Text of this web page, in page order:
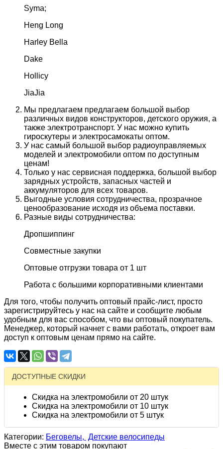
Syma;
Heng Long
Harley Bella
Dake
Hollicy
JiaJia
Мы предлагаем предлагаем большой выбор
различных видов конструкторов, детского оружия, а
также электротранспорт. У нас можно купить
гироскутеры и электросамокаты оптом.
У нас самый большой выбор радиоуправляемых
моделей и электромобили оптом по доступным
ценам!
Только у нас сервисная поддержка, большой выбор
зарядных устройств, запасных частей и
аккумуляторов для всех товаров.
Выгодные условия сотрудничества, прозрачное
ценообразование исходя из объема поставки.
Разные виды сотрудничества:
Дропшиппинг
Совместные закупки
Оптовые отгрузки товара от 1 шт
Работа с большими корпоративными клиентами
Для того, чтобы получить оптовый прайс-лист, просто
зарегистрируйтесь у нас на сайте и сообщите любым
удобным для вас способом, что вы оптовый покупатель.
Менеджер, который начнет с вами работать, откроет вам
доступ к оптовым ценам прямо на сайте.
ДОСТУПНЫЕ СКИДКИ
Скидка на электромобили от 20 штук
Скидка на электромобили от 10 штук
Скидка на электромобили от 5 штук
Категории: Беговелы, Детские велосипеды
Вместе с этим товаром покупают